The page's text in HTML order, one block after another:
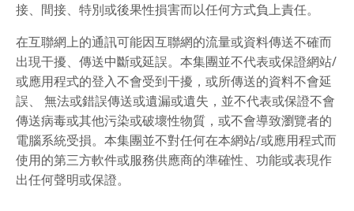
接、間接、特別或後果性損害而以任何方式負上責任。
在互聯網上的通訊可能因互聯網的流量或資料傳送不確而
出現干擾、傳送中斷或延誤。本集團並不代表或保證網站/
或應用程式的登入不會受到干擾，或所傳送的資料不會延
誤、 無法或錯誤傳送或遺漏或遺失，並不代表或保證不會
傳送病毒或其他污染或破壞性物質，或不會導致瀏覽者的
電腦系統受損。本集團並不對任何在本網站/或應用程式而
使用的第三方軟件或服務供應商的準確性、功能或表現作
出任何聲明或保證。